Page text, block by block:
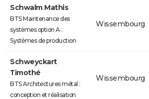
Schwalm Mathis
BTS Maintenance des
systèmes option A :
Systèmes de production
Wissembourg
Schweyckart
Timothé
BTS Architectures métal :
conception et réalisation
Wissembourg